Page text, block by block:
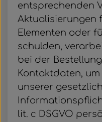
entsprechenden
Aktualisierungen
Elementen oder
schulden,
bei der
Kontaktdaten, um
unserer
lit. c DSGVO